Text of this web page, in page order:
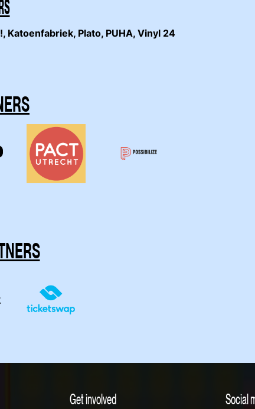
Katoenfabriek, Plato, PUHA, Vinyl 24
Get involved Social